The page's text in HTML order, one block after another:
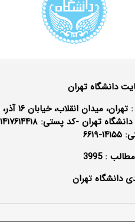
دانشگاه تهران
آدرس : تهران،
مرکزی دانشگاه تهران -کد پستی: ۱۴۱۷۶۱۴۴۱۸
: 3995
دانشگاه تهران